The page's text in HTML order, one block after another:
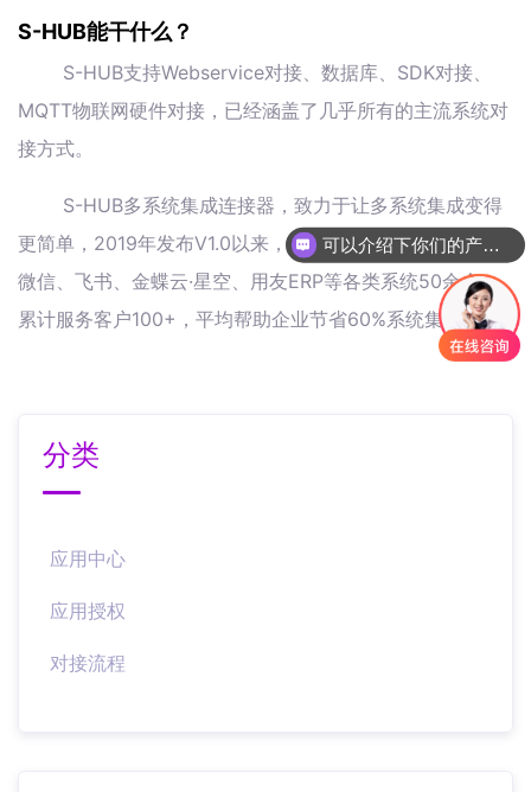
S-HUB能干什么？
S-HUB支持Webservice对接、数据库、SDK对接、
MQTT物联网硬件对接，已经涵盖了几乎所有的主流系统对
接方式。
S-HUB多系统集成连接器，致力于让多系统集成变得
更简单，2019年发布V1.0以来，已集成主流的钉钉、企业
微信、飞书、金蝶云·星空、用友ERP等各类系统50余个，
累计服务客户100+，平均帮助企业节省60%系统集成本。
分类
应用中心
应用授权
对接流程
可以介绍下你们的产品么